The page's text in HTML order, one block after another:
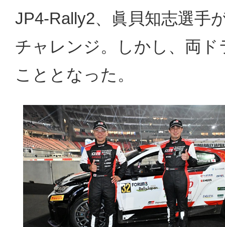
JP4-Rally2、眞貝知志選手
チャレンジ。しかし、両
こととなった。